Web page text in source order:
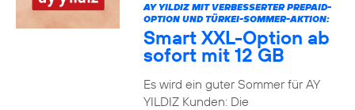
AY YILDIZ MIT VERBESSERTER PREPAID-
OPTION UND TÜRKEI-SOMMER-AKTION:
Smart XXL-Option ab
sofort mit 12 GB
Es wird ein guter Sommer für AY
YILDIZ Kunden: Die